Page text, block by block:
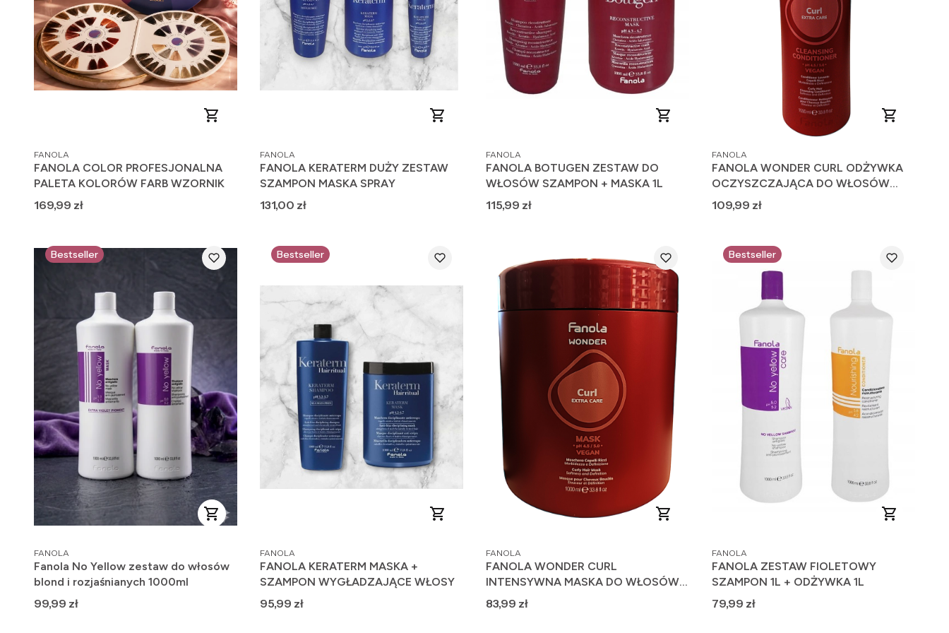
PRODUCENT
FANOLA
FANOLA COLOR PROFESJONALNA
PALETA KOLORÓW FARB WZORNIK
Cena
169,99 zł
PRODUCENT
FANOLA
FANOLA KERATERM DUŻY ZESTAW
SZAMPON MASKA SPRAY
Cena
131,00 zł
PRODUCENT
FANOLA
FANOLA BOTUGEN ZESTAW DO
WŁOSÓW SZAMPON + MASKA 1L
Cena
115,99 zł
PRODUCENT
FANOLA
FANOLA WONDER CURL ODŻYWKA
OCZYSZCZAJĄCA DO WŁOSÓW
KRĘCONYCH VEGAN 1000 ml
Cena
109,99 zł
Bestseller
PRODUCENT
FANOLA
Fanola No Yellow zestaw do włosów
blond i rozjaśnianych 1000ml
Cena
99,99 zł
Bestseller
PRODUCENT
FANOLA
FANOLA KERATERM MASKA +
SZAMPON WYGŁADZAJĄCE WŁOSY
Cena
95,99 zł
PRODUCENT
FANOLA
FANOLA WONDER CURL
INTENSYWNA MASKA DO WŁOSÓW
KRĘCONYCH VEGAN 1000 ml
Cena
83,99 zł
Bestseller
PRODUCENT
FANOLA
FANOLA ZESTAW FIOLETOWY
SZAMPON 1L + ODŻYWKA 1L
Cena
79,99 zł